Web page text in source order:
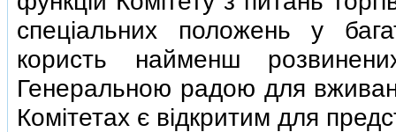
спецiальних положень у
користь найменш
Генеральною радою для
Комiтетах є вiдкритим для